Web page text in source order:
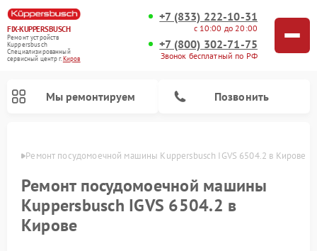
FIX-KUPPERSBUSCH
Ремонт устройств
Kuppersbusch
Специализированный
cервисный центр г.Киров
+7 (833) 222-10-31
с 10:00 до 20:00
+7 (800) 302-71-75
Звонок бесплатный по РФ
Мы ремонтируем Позвонить
Ремонт посудомоечной машины Kuppersbusch IGVS 6504.2 в Кирове
Ремонт посудомоечной машины
Kuppersbusch IGVS 6504.2 в
Кирове